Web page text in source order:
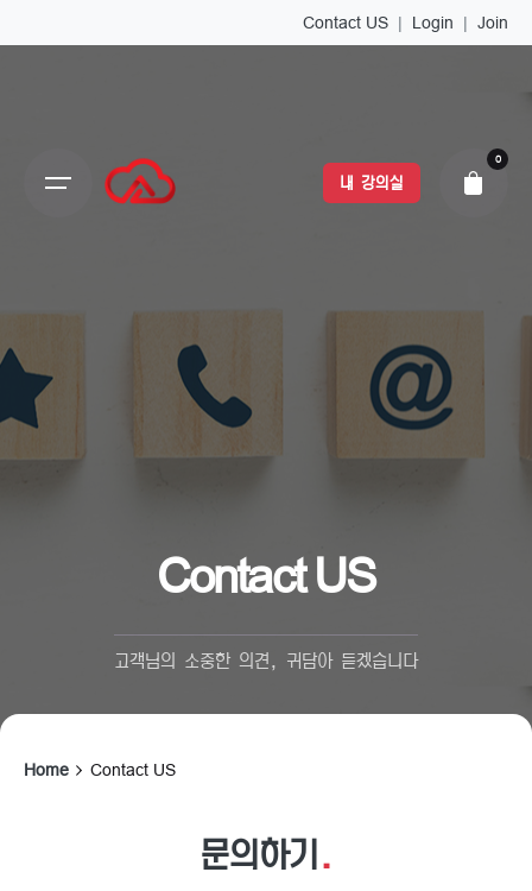
Join
|
Login
|
Contact US
내 강의실
0
Contact US
고객님의 소중한 의견, 귀담아 듣겠습니다
Home Contact US
문의하기 .